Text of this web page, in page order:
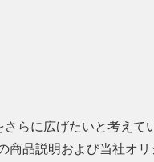
らに広げたいと考えて
品説明および当社オ